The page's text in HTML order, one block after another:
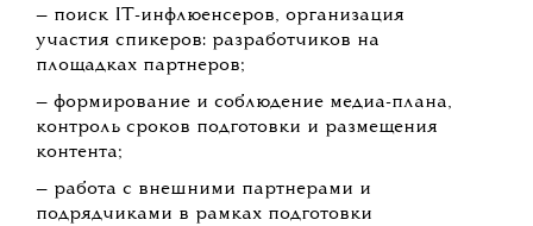
— поиск IT-инфлюенсеров, организация
участия спикеров: разработчиков на
площадках партнеров;
— формирование и соблюдение медиа-плана,
контроль сроков подготовки и размещения
контента;
— работа с внешними партнерами и
подрядчиками в рамках подготовки